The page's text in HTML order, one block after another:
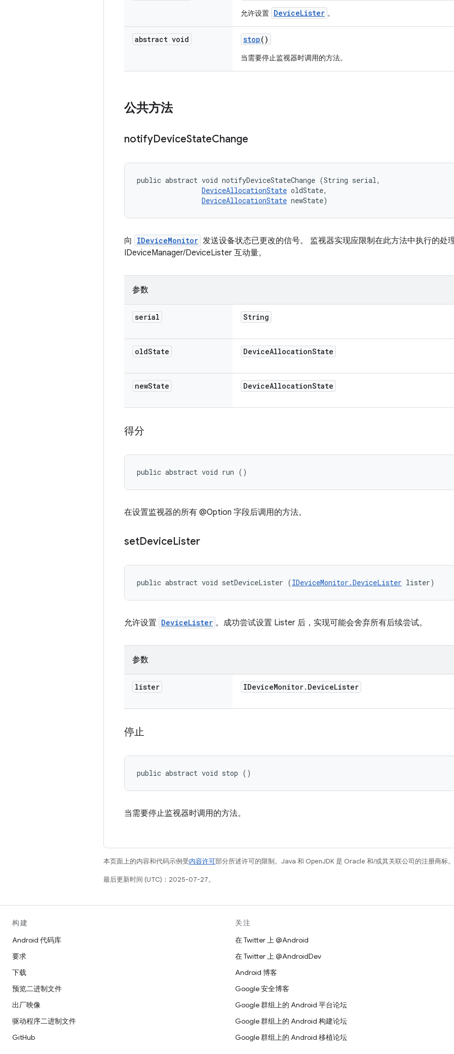
允许设置 DeviceLister 。
abstract void stop()
当需要停止监视器时调用的方法。
公共方法
notifyDeviceStateChange
public abstract void notifyDeviceStateChange (String serial,
DeviceAllocationState oldState,
DeviceAllocationState newState)
向 IDeviceMonitor 发送设备状态已更改的信号。 监视器实现应限制在此方法中执行的处
IDeviceManager/DeviceLister 互动量。
参数
serial String
oldState DeviceAllocationState
newState DeviceAllocationState
得分
public abstract void run ()
在设置监视器的所有 @Option 字段后调用的方法。
setDeviceLister
public abstract void setDeviceLister (IDeviceMonitor.DeviceLister lister)
允许设置 DeviceLister 。成功尝试设置 Lister 后，实现可能会舍弃所有后续尝试。
参数
lister IDeviceMonitor. DeviceLister
停止
public abstract void stop ()
当需要停止监视器时调用的方法。
本页面上的内容和代码示例受内容许可部分所述许可的限制。Java 和 OpenJDK 是 Oracle 和/或其关联公司的注册商标。
最后更新时间 (UTC)：2025-07-27。
构建
Android 代码库
要求
下载
预览二进制文件
出厂映像
驱动程序二进制文件
GitHub
关注
在 Twitter 上 @Android
在 Twitter 上 @AndroidDev
Android 博客
Google 安全博客
Google 群组上的 Android 平台论坛
Google 群组上的 Android 构建论坛
Google 群组上的 Android 移植论坛